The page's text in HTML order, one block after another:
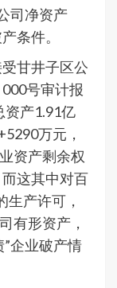
司净资产
条件。
甘井子区公
号审计报
资产1.91亿
万元，
资产剩余权
这其中对百
产许可，
有形资产，
企业破产情